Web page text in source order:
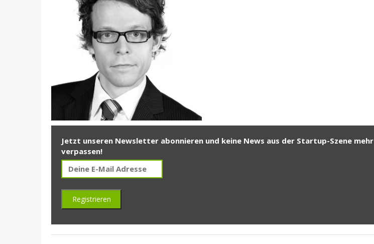
Jetzt unseren Newsletter abonnieren und keine News aus der Startup-Szene mehr
verpassen!